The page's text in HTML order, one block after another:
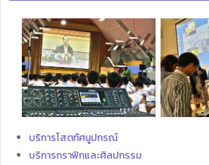
บริการโสตทัศนูปกรณ์
บริการกราฟิกและศิลปกรรม